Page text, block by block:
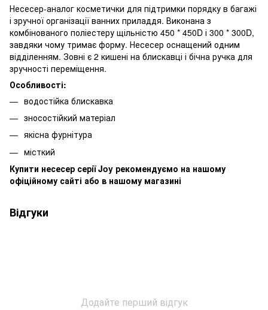
Несесер-аналог косметички для підтримки порядку в багажі
і зручної організації ванних приладдя. Виконана з
комбінованого поліестеру щільністю 450 * 450D і 300 * 300D,
завдяки чому тримає форму. Несесер оснащений одним
відділенням. Зовні є 2 кишені на блискавці і бічна ручка для
зручності переміщення.
Особливості:
водостійка блискавка
зносостійкий матеріал
якісна фурнітура
місткий
Купити несесер серії Joy рекомендуємо на нашому
офіційному сайті або в нашому магазині
Відгуки
Додайте перший відгук